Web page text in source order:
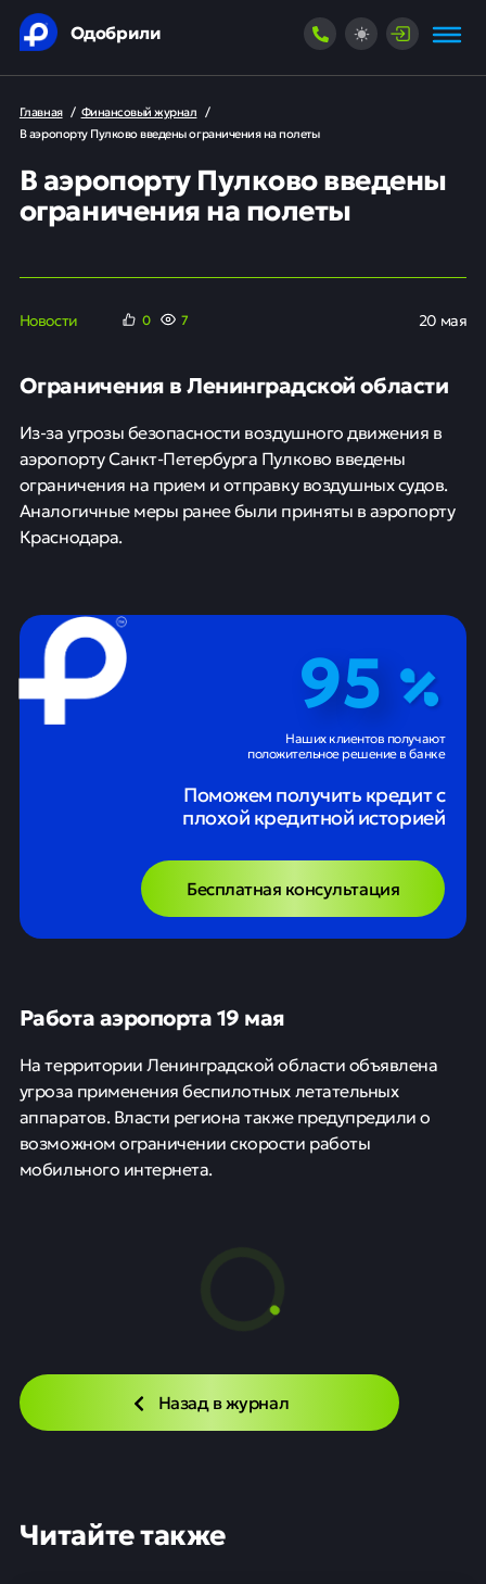
Одобрили
Главная / Финансовый журнал /
В аэропорту Пулково введены ограничения на полеты
В аэропорту Пулково введены
ограничения на полеты
Новости 0 7 20 мая
Ограничения в Ленинградской области
Из-за угрозы безопасности воздушного движения в
аэропорту Санкт-Петербурга Пулково введены
ограничения на прием и отправку воздушных судов.
Аналогичные меры ранее были приняты в аэропорту
Краснодара.
95
Наших клиентов получают
положительное решение в банке
Поможем получить кредит с
плохой кредитной историей
Бесплатная консультация
Работа аэропорта 19 мая
На территории Ленинградской области объявлена
угроза применения беспилотных летательных
аппаратов. Власти региона также предупредили о
возможном ограничении скорости работы
мобильного интернета.
долгов достиг рекорда в
первом квартале 2026 года
Новости 0 16
Объем долгов, передаваемых профессиональным